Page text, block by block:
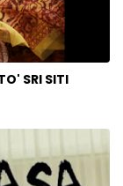
SRI SITI